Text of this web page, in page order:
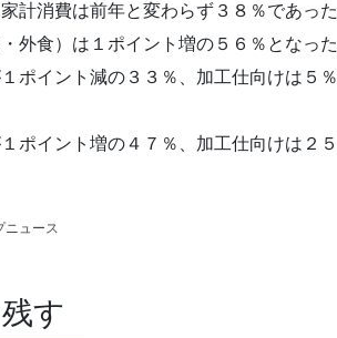
計消費は前年と変わらず３８％であっ
外食）は１ポイント増の５６％となった
ポイント減の３３％、加工仕向けは５
ポイント増の４７％、加工仕向けは２
ニュース
す